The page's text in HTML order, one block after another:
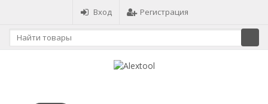
Вход Регистрация